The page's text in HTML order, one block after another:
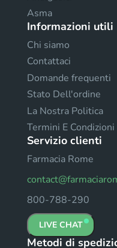
Asma
Informazioni utili
Chi siamo
Contattaci
Domande frequenti
Stato Dell'ordine
La Nostra Politica
Termini E Condizioni
Servizio clienti
Farmacia Rome
800-788-290
LIVE CHAT
Metodi di